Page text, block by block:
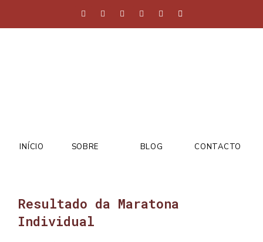
INÍCIO SOBRE BLOG CONTACTO
Resultado da Maratona
Individual